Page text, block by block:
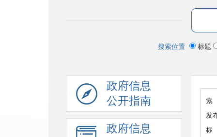
搜索位置 标题
政府信息
公开指南
政府信息
索
发
标